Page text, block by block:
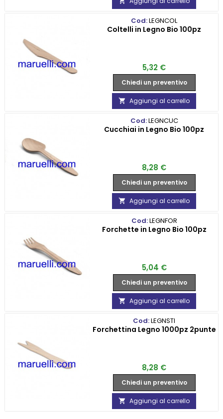
Cod:LEGNCOL
Coltelli in Legno Bio 100pz
Prezzo
5,32 €
Chiedi un preventivo
 Aggiungi al carrello
Cod:LEGNCUC
Cucchiai in Legno Bio 100pz
Prezzo
8,28 €
Chiedi un preventivo
 Aggiungi al carrello
Cod:LEGNFOR
Forchette in Legno Bio 100pz
Prezzo
5,04 €
Chiedi un preventivo
 Aggiungi al carrello
Cod:LEGNSTI
Forchettina Legno 1000pz 2punte
Prezzo
8,28 €
Chiedi un preventivo
 Aggiungi al carrello